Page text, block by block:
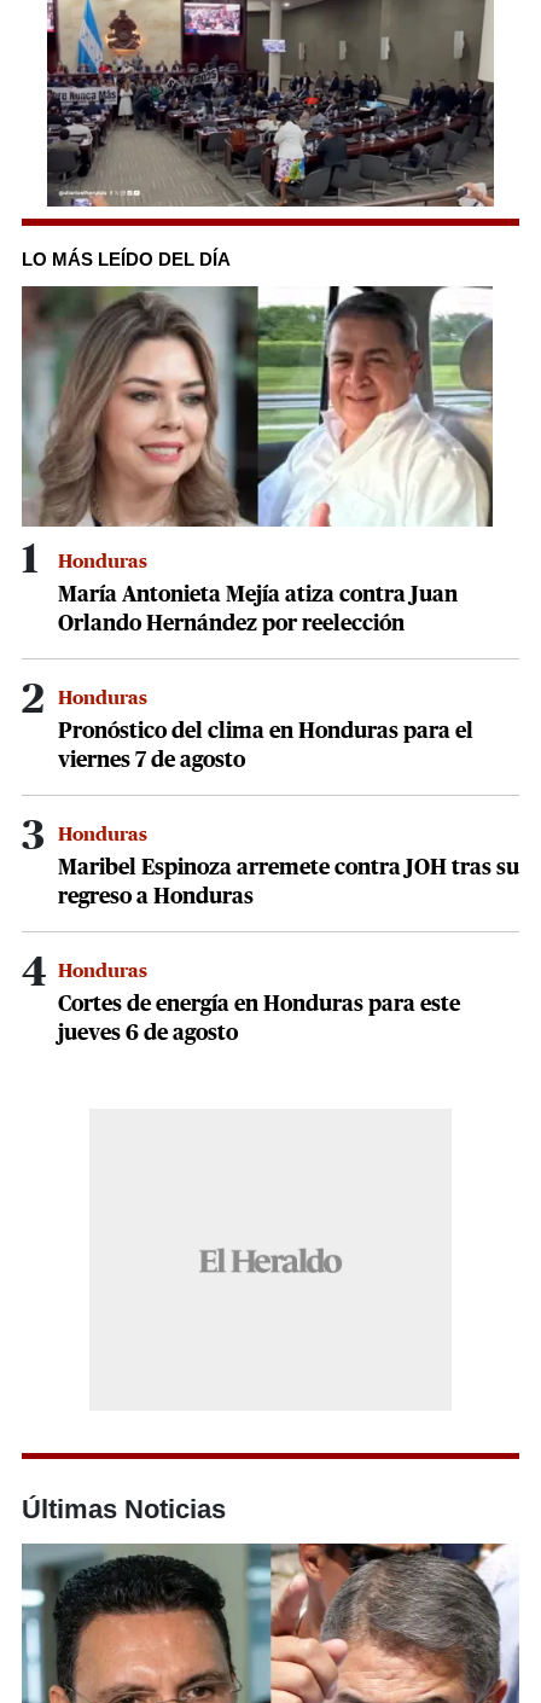
0
of
1
minute,
51
seconds
LO MÁS LEÍDO DEL DÍA
1 Honduras
María Antonieta Mejía atiza contra Juan
Orlando Hernández por reelección
2 Honduras
Pronóstico del clima en Honduras para el
viernes 7 de agosto
3 Honduras
Maribel Espinoza arremete contra JOH tras su
regreso a Honduras
4 Honduras
Cortes de energía en Honduras para este
jueves 6 de agosto
Últimas Noticias